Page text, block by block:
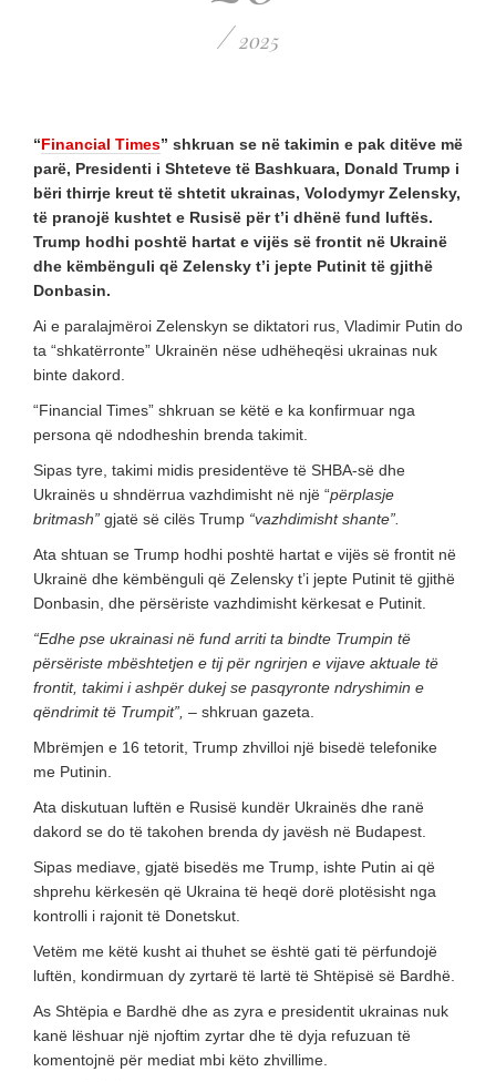
/ 2025
“Financial Times” shkruan se në takimin e pak ditëve më
parë, Presidenti i Shteteve të Bashkuara, Donald Trump i
bëri thirrje kreut të shtetit ukrainas, Volodymyr Zelensky,
të pranojë kushtet e Rusisë për t’i dhënë fund luftës.
Trump hodhi poshtë hartat e vijës së frontit në Ukrainë
dhe këmbënguli që Zelensky t’i jepte Putinit të gjithë
Donbasin.
Ai e paralajmëroi Zelenskyn se diktatori rus, Vladimir Putin do
ta “shkatërronte” Ukrainën nëse udhëheqësi ukrainas nuk
binte dakord.
“Financial Times” shkruan se këtë e ka konfirmuar nga
persona që ndodheshin brenda takimit.
Sipas tyre, takimi midis presidentëve të SHBA-së dhe
Ukrainës u shndërrua vazhdimisht në një “përplasje
britmash” gjatë së cilës Trump “vazhdimisht shante”.
Ata shtuan se Trump hodhi poshtë hartat e vijës së frontit në
Ukrainë dhe këmbënguli që Zelensky t’i jepte Putinit të gjithë
Donbasin, dhe përsëriste vazhdimisht kërkesat e Putinit.
“Edhe pse ukrainasi në fund arriti ta bindte Trumpin të
përsëriste mbështetjen e tij për ngrirjen e vijave aktuale të
frontit, takimi i ashpër dukej se pasqyronte ndryshimin e
qëndrimit të Trumpit”, – shkruan gazeta.
Mbrëmjen e 16 tetorit, Trump zhvilloi një bisedë telefonike
me Putinin.
Ata diskutuan luftën e Rusisë kundër Ukrainës dhe ranë
dakord se do të takohen brenda dy javësh në Budapest.
Sipas mediave, gjatë bisedës me Trump, ishte Putin ai që
shprehu kërkesën që Ukraina të heqë dorë plotësisht nga
kontrolli i rajonit të Donetskut.
Vetëm me këtë kusht ai thuhet se është gati të përfundojë
luftën, kondirmuan dy zyrtarë të lartë të Shtëpisë së Bardhë.
As Shtëpia e Bardhë dhe as zyra e presidentit ukrainas nuk
kanë lëshuar një njoftim zyrtar dhe të dyja refuzuan të
komentojnë për mediat mbi këto zhvillime.